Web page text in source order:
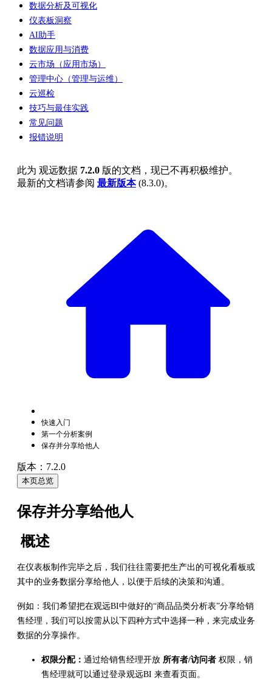
数据分析及可视化
仪表板洞察
AI助手
数据应用与消费
云市场（应用市场）
管理中心（管理与运维）
云巡检
技巧与最佳实践
常见问题
报错说明
此为 观远数据 7.2.0 版的文档，现已不再积极维护。
最新的文档请参阅 最新版本(8.3.0)。
快速入门
第一个分析案例
保存并分享给他人
版本：7.2.0
本页总览
保存并分享给他人
概述
在仪表板制作完毕之后，我们往往需要把生产出的可视化看板或
其中的业务数据分享给他人，以便于后续的决策和沟通。
例如：我们希望把在观远BI中做好的“商品品类分析表”分享给销
售经理，我们可以按需从以下四种方式中选择一种，来完成业务
数据的分享操作。
权限分配： 通过给销售经理开放 所有者/访问者 权限，销
售经理就可以通过登录观远BI 来查看页面。